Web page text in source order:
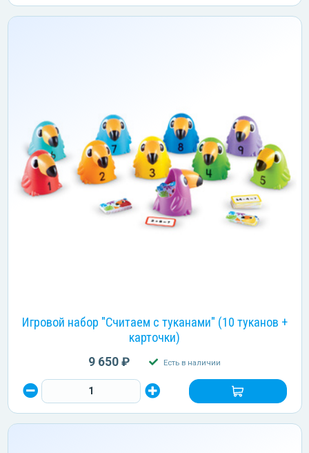
Игровой набор "Считаем с туканами" (10 туканов +
карточки)
9 650 ₽ Есть в наличии